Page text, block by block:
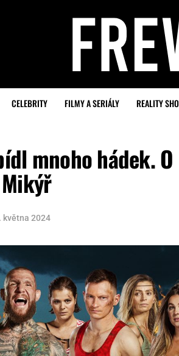
CELEBRITY FILMY A SERIÁLY REALITY
mnoho hádek.
května 2024